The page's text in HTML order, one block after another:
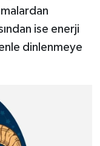
ise enerji
dinlenmeye